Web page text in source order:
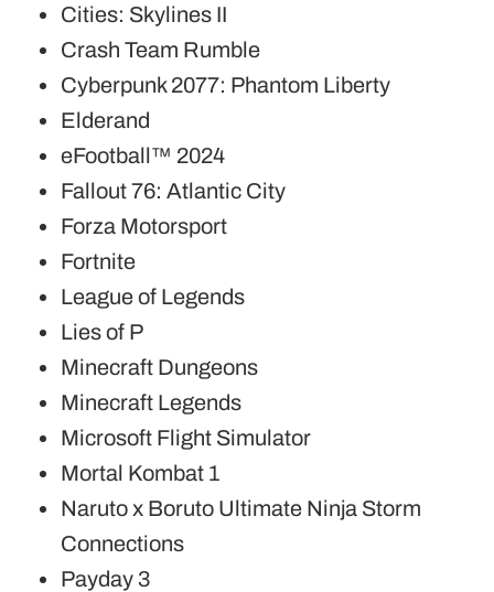
Cities: Skylines II
Crash Team Rumble
Cyberpunk 2077: Phantom Liberty
Elderand
eFootball™ 2024
Fallout 76: Atlantic City
Forza Motorsport
Fortnite
League of Legends
Lies of P
Minecraft Dungeons
Minecraft Legends
Microsoft Flight Simulator
Mortal Kombat 1
Naruto x Boruto Ultimate Ninja Storm
Connections
Payday 3